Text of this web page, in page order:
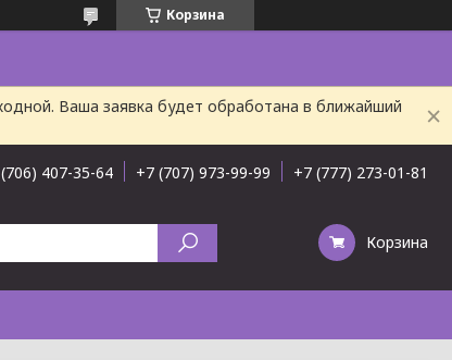
Корзина
Ваша заявка будет обработана в ближайший
407-35-64 +7 (707) 973-99-99 +7 (777) 273-01-81
Корзина